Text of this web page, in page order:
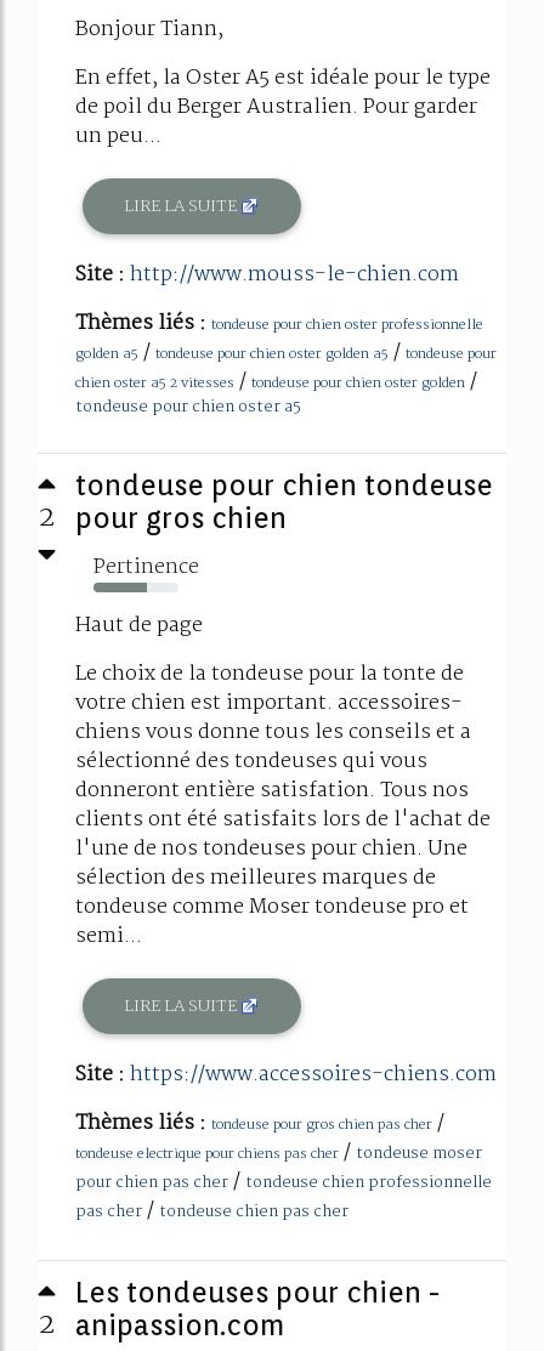
Bonjour Tiann,
En effet, la Oster A5 est idéale pour le type
de poil du Berger Australien. Pour garder
un peu...
LIRE LA SUITE
Site : http://www.mouss-le-chien.com
Thèmes liés : tondeuse pour chien oster professionnelle
golden a5 / tondeuse pour chien oster golden a5 / tondeuse pour
chien oster a5 2 vitesses / tondeuse pour chien oster golden /
tondeuse pour chien oster a5
2
tondeuse pour chien tondeuse
pour gros chien
Pertinence
63%
Haut de page
Le choix de la tondeuse pour la tonte de
votre chien est important. accessoires-
chiens vous donne tous les conseils et a
sélectionné des tondeuses qui vous
donneront entière satisfation. Tous nos
clients ont été satisfaits lors de l'achat de
l'une de nos tondeuses pour chien. Une
sélection des meilleures marques de
tondeuse comme Moser tondeuse pro et
semi...
LIRE LA SUITE
Site : https://www.accessoires-chiens.com
Thèmes liés : tondeuse pour gros chien pas cher /
tondeuse electrique pour chiens pas cher / tondeuse moser
pour chien pas cher/ tondeuse chien professionnelle
pas cher/ tondeuse chien pas cher
2
Les tondeuses pour chien -
anipassion.com